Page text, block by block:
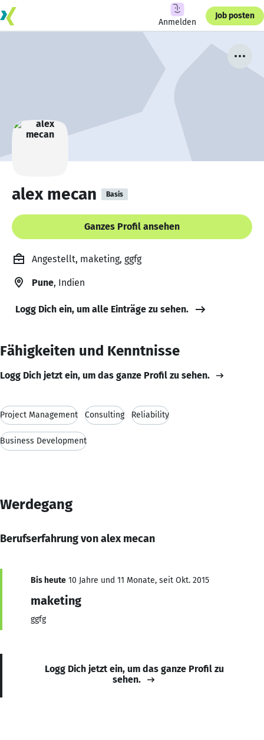
Anmelden
Job posten
alex mecan Basis
Ganzes Profil ansehen
Angestellt, maketing, ggfg
Pune, Indien
Logg Dich ein, um alle Einträge zu sehen.
Fähigkeiten und Kenntnisse
Logg Dich jetzt ein, um das ganze Profil zu sehen.
Project Management Consulting Reliability
Business Development
Werdegang
Berufserfahrung von alex mecan
Bis heute 10 Jahre und 11 Monate, seit Okt. 2015
maketing
ggfg
Logg Dich jetzt ein, um das ganze Profil zu
sehen.